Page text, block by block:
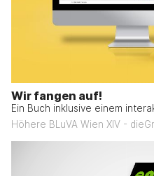
Wir fangen auf!
Ein Buch inklusive einem
Höhere BLuVA Wien XIV -